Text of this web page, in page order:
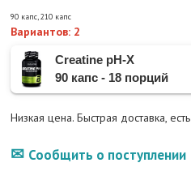
90 капс,210 капс
Вариантов: 2
Creatine pH-X
90 капс - 18 порций
Низкая цена. Быстрая доставка,
Сообщить о поступлении